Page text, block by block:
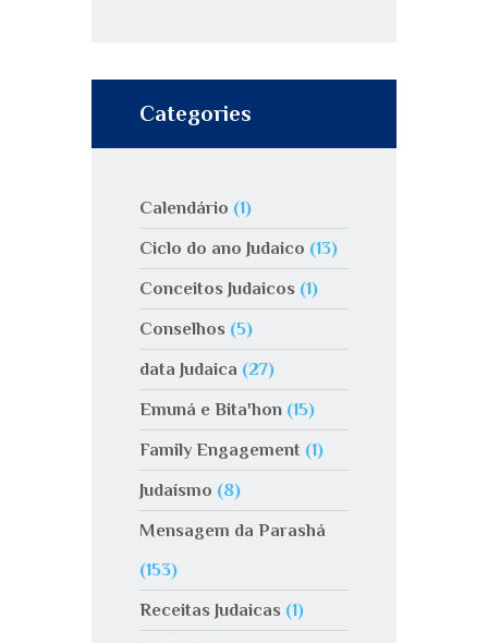
Categories
Calendário (1)
Ciclo do ano Judaico (13)
Conceitos Judaicos (1)
Conselhos (5)
data Judaica (27)
Emuná e Bita'hon (15)
Family Engagement (1)
Judaísmo (8)
Mensagem da Parashá
(153)
Receitas Judaicas (1)